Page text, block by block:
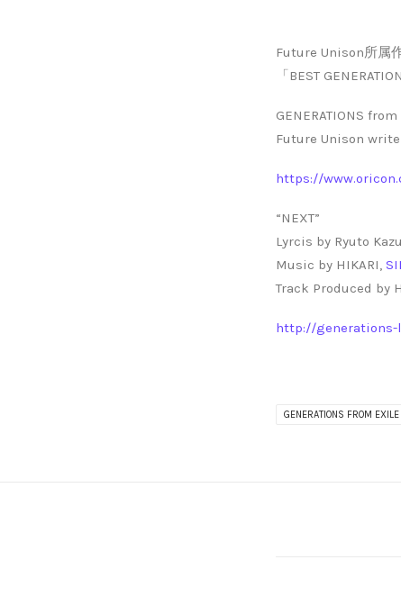
Future Unison所属
「BEST
GENERATIONS
Future Unison
https://
“NEXT”
Lyrcis by Ryuto
Music by HIKARI,
Track Produced by
http://generations-
GENERATIONS FROM